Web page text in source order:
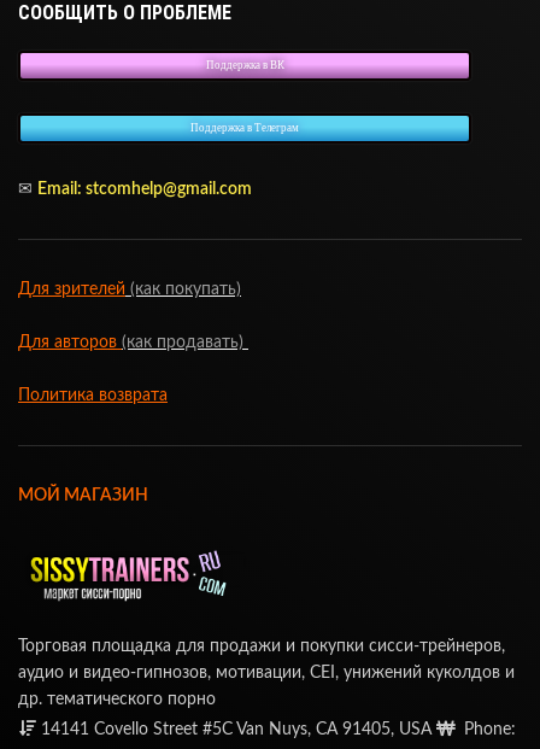
СООБЩИТЬ О ПРОБЛЕМЕ
Поддержка в ВК
Поддержка в Телеграм
✉ Email: stcomhelp@gmail.com
Для зрителей (как покупать)
Для авторов (как продавать)
Политика возврата
МОЙ МАГАЗИН
Торговая площадка для продажи и покупки сисси-трейнеров,
аудио и видео-гипнозов, мотивации, CEI, унижений куколдов и
др. тематического порно
14141 Covello Street #5C Van Nuys, CA 91405, USA
Phone: